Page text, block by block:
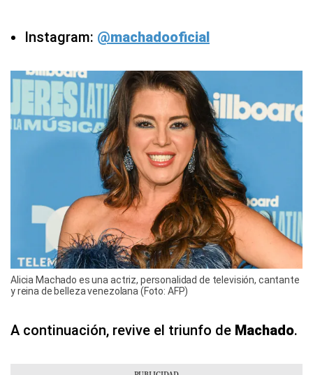
Instagram: @machadooficial
Alicia Machado es una actriz, personalidad de televisión, cantante
y reina de belleza venezolana (Foto: AFP)
A continuación, revive el triunfo de Machado.